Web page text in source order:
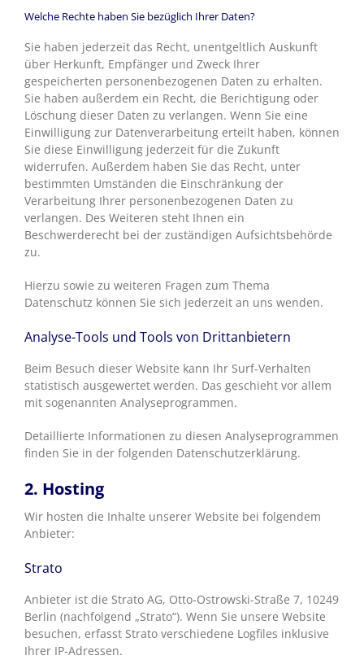
Welche Rechte haben Sie bezüglich Ihrer Daten?
Sie haben jederzeit das Recht, unentgeltlich Auskunft
über Herkunft, Empfänger und Zweck Ihrer
gespeicherten personenbezogenen Daten zu erhalten.
Sie haben außerdem ein Recht, die Berichtigung oder
Löschung dieser Daten zu verlangen. Wenn Sie eine
Einwilligung zur Datenverarbeitung erteilt haben, können
Sie diese Einwilligung jederzeit für die Zukunft
widerrufen. Außerdem haben Sie das Recht, unter
bestimmten Umständen die Einschränkung der
Verarbeitung Ihrer personenbezogenen Daten zu
verlangen. Des Weiteren steht Ihnen ein
Beschwerderecht bei der zuständigen Aufsichtsbehörde
zu.
Hierzu sowie zu weiteren Fragen zum Thema
Datenschutz können Sie sich jederzeit an uns wenden.
Analyse-Tools und Tools von Dritt­anbietern
Beim Besuch dieser Website kann Ihr Surf-Verhalten
statistisch ausgewertet werden. Das geschieht vor allem
mit sogenannten Analyseprogrammen.
Detaillierte Informationen zu diesen Analyseprogrammen
finden Sie in der folgenden Datenschutzerklärung.
2. Hosting
Wir hosten die Inhalte unserer Website bei folgendem
Anbieter:
Strato
Anbieter ist die Strato AG, Otto-Ostrowski-Straße 7, 10249
Berlin (nachfolgend „Strato“). Wenn Sie unsere Website
besuchen, erfasst Strato verschiedene Logfiles inklusive
Ihrer IP-Adressen.